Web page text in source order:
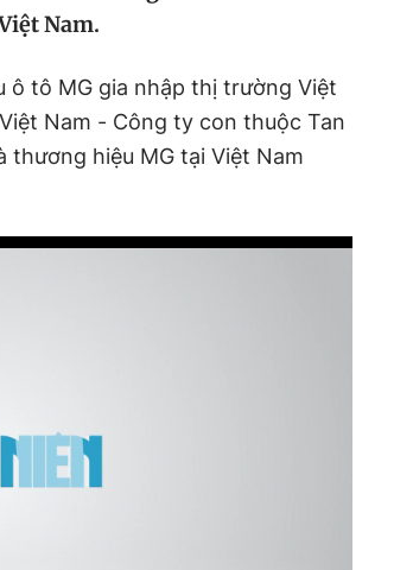
Nam.
ô tô MG gia nhập thị trường Việt
Nam - Công ty con thuộc Tan
thương hiệu MG tại Việt Nam